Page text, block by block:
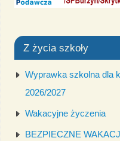
Z życia szkoły
Wyprawka szkolna dla
2026/2027
Wakacyjne życzenia
BEZPIECZNE